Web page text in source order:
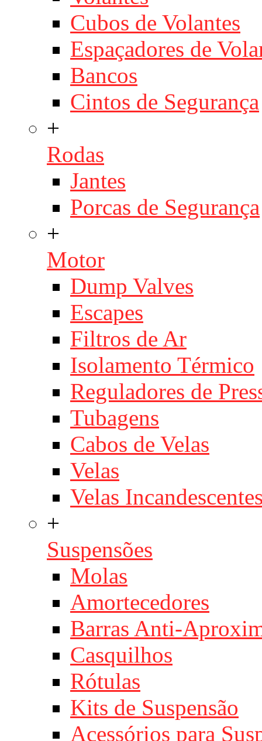
Cubos de Volantes
Espaçadores de
Bancos
Cintos de Segurança
+
Rodas
Jantes
Porcas de Segurança
+
Motor
Dump Valves
Escapes
Filtros de Ar
Isolamento Térmico
Reguladores de
Tubagens
Cabos de Velas
Velas
Velas
+
Suspensões
Molas
Amortecedores
Barras Anti-
Casquilhos
Rótulas
Kits de Suspensão
Acessórios para